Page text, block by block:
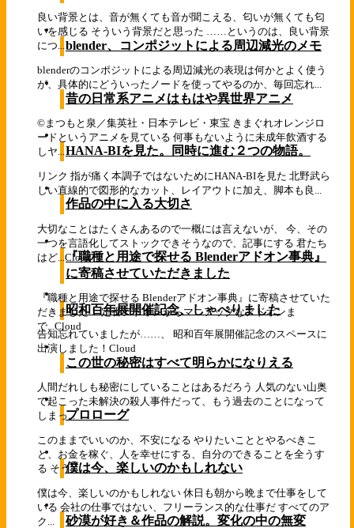
良い背景とは、音が無くても音が聞こえる、匂いが無くても匂
いを感じる そういう背景だと思った ……というのは、良い背景
につ...blender、コンポジットによる周辺減光のメモ
blenderのコンポジットによる周辺減光の表現は何かとよく使う
が、具体的にどういったノードを使ってやるのか、毎回忘れ...
昔の日常系アニメはもはや異世界アニメ
©まつもと泉／集英社・日本テレビ・東宝 きまぐれオレンジロ
ードというアニメを見ている 何事もないように未成年飲酒する
しヤ...HANA-BIを見た。同時に進む２つの物語。
リンク 指が痛く本調子ではないためにHANA-BIを見た 北野武ら
しい直線的で図形的なカット、レイアウトに加え、脚本も良...
作品の中に入る大切さ
大切なことはたくさんあるので一概には言えないが、 今、その
一つを言語化してストックできそうなので、記事にする 君たち
はど... Cloud
『職種と用途で探せる Blenderアドオン事典』
に寄稿させていただきました
『職種と用途で探せる Blenderアドオン事典』に寄稿させていた
だきました！ 定番アドオンからマニアックなアドオンま
で...Cloud
昭和百年展開催記念、しゃべりました
告知忘れていましたが……、 昭和百年展開催記念のスペースに
出演しました！ Cloud
この世の秘密はすべて明らかになりえる
人間だれしも秘密にしていることはあるだろう 人気のない山奥
で起こった未解決の殺人事件だって、もう過去のことになって
しまっ...プロローグ
このままでいいのか、不安になる やりたいこととやるべきこ
と、お金を稼ぐ、人を幸せにする、自分のできることを全うす
る そう...僕は今、楽しいのかもしれない
僕は今、楽しいのかもしれない 休日も朝から晩まで仕事をして
いる 会社の仕事ではない、フリーランス的な仕事だ すべてのア
ク...
砂漠が好き＆作品の解説。変化の中の無変